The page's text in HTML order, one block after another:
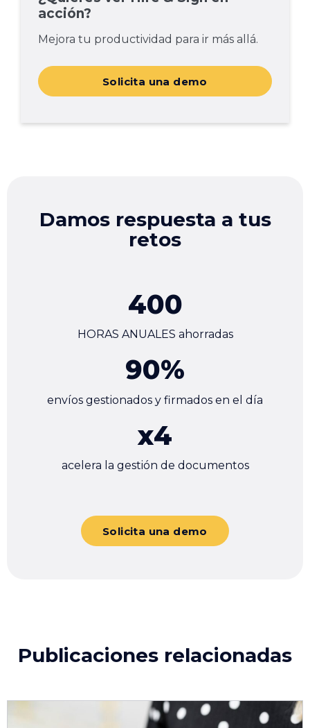
acción?
Mejora tu productividad para ir más allá.
Solicita una demo
Damos respuesta a tus
retos
HORAS ANUALES ahorradas
400
envíos gestionados y firmados en el día
90%
acelera la gestión de documentos
x4
Solicita una demo
Publicaciones relacionadas